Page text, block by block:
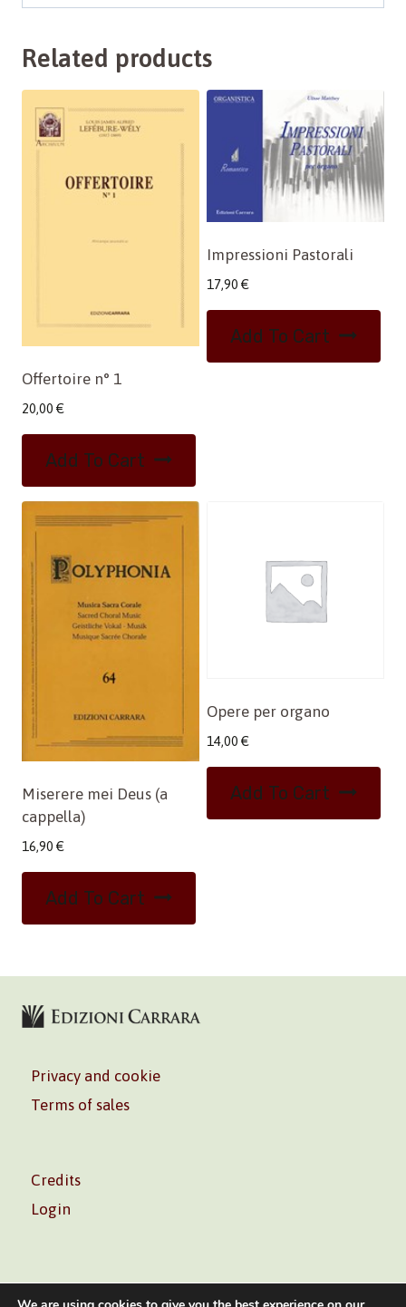
Related products
Offertoire n° 1
20,00 €
Add To Cart
Impressioni Pastorali
17,90 €
Add To Cart
Miserere mei Deus (a
cappella)
16,90 €
Add To Cart
Opere per organo
14,00 €
Add To Cart
Privacy and cookie
Terms of sales
Credits
Login